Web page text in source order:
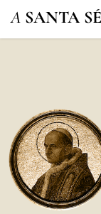
A SANTA SÉ